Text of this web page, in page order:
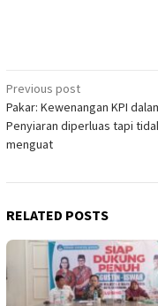
Post
navigation
Previous post
Pakar: Kewenangan KPI
Penyiaran diperluas tapi
menguat
RELATED POSTS